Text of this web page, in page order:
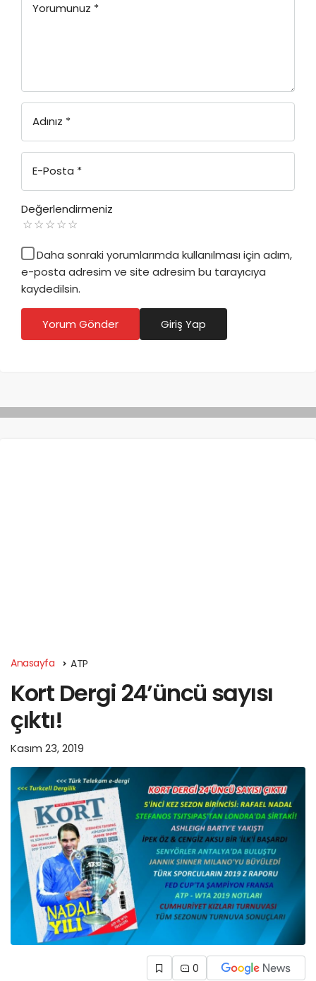
Yorumunuz *
Adınız *
E-Posta *
Değerlendirmeniz
Daha sonraki yorumlarımda kullanılması için adım,
e-posta adresim ve site adresim bu tarayıcıya
kaydedilsin.
Yorum Gönder Giriş Yap
Anasayfa ATP
Kort Dergi 24’üncü sayısı
çıktı!
Kasım 23, 2019
0